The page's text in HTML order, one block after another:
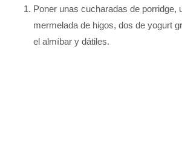
Poner unas cucharadas de porridge,
mermelada de higos, dos de yogurt
el almíbar y dátiles.